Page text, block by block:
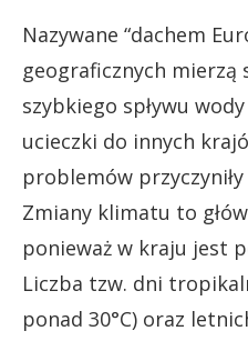
Nazywane “dachem
geograficznych mierzą
szybkiego spływu
ucieczki do innych
problemów
Zmiany klimatu to
ponieważ w kraju jest
Liczba tzw. dni
ponad 30°C) oraz